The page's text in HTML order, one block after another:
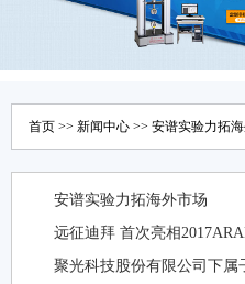
首页 >> 新闻中心 >> 安谱实验力拓
安谱实验力拓海外市场
远征迪拜 首次亮相
聚光科技股份有限公司下属